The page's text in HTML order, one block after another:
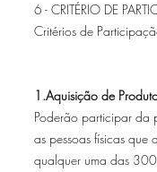
6 - CRITÉRIO DE
Critérios de
1.Aquisição de
Poderão participar da
as pessoas físicas que
qualquer uma das 300